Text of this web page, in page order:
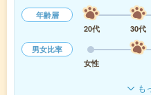
年齢層
20代
30代
男女比率
女性
も